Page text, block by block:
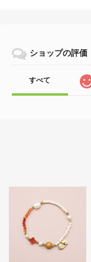
ショップの評価
すべて